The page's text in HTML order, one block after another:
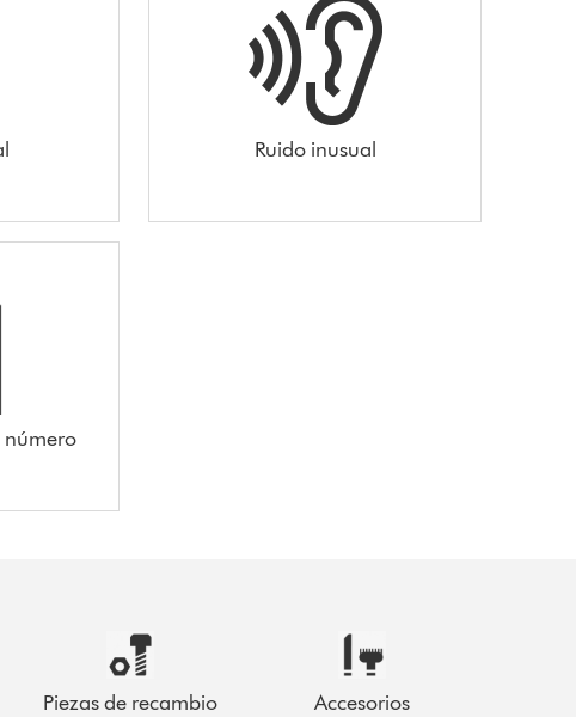
Ruido inusual
número
Piezas de recambio Accesorios